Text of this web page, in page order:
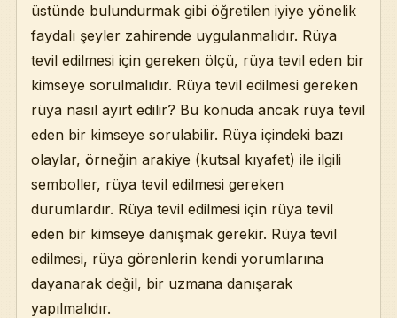
üstünde bulundurmak gibi öğretilen iyiye yönelik
faydalı şeyler zahirende uygulanmalıdır. Rüya
tevil edilmesi için gereken ölçü, rüya tevil eden bir
kimseye sorulmalıdır. Rüya tevil edilmesi gereken
rüya nasıl ayırt edilir? Bu konuda ancak rüya tevil
eden bir kimseye sorulabilir. Rüya içindeki bazı
olaylar, örneğin arakiye (kutsal kıyafet) ile ilgili
semboller, rüya tevil edilmesi gereken
durumlardır. Rüya tevil edilmesi için rüya tevil
eden bir kimseye danışmak gerekir. Rüya tevil
edilmesi, rüya görenlerin kendi yorumlarına
dayanarak değil, bir uzmana danışarak
yapılmalıdır.